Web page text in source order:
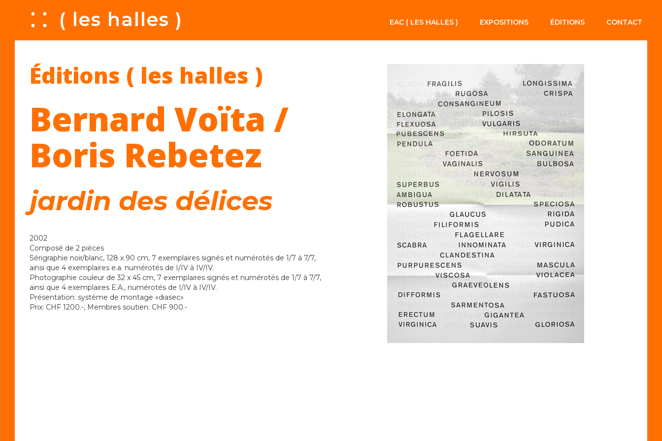
A ( les halles ) EAC ( LES HALLES ) EXPOSITIONS ÉDITIONS CONTACT
Éditions ( les halles )
Bernard Voïta /
Boris Rebetez
jardin des délices
2002
Composé de 2 pièces
Sérigraphie noir/blanc, 128 x 90 cm, 7 exemplaires signés et numérotés de 1/7 à 7/7,
ainsi que 4 exemplaires e.a. numérotés de I/IV à IV/IV.
Photographie couleur de 32 x 45 cm, 7 exemplaires signés et numérotés de 1/7 à 7/7,
ainsi que 4 exemplaires E.A., numérotés de I/IV à IV/IV.
Présentation: système de montage «diasec»
Prix: CHF 1200.-, Membres soutien: CHF 900.-